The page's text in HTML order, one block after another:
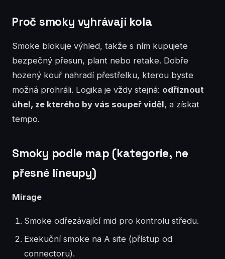
Proč smoky vyhrávají kola
Smoke blokuje výhled, takže s ním kupujete
bezpečný přesun, plant nebo retake. Dobře
hozený kouř nahradí přestřelku, kterou byste
možná prohráli. Logika je vždy stejná: odříznout
úhel, ze kterého by vás soupeř viděl, a získat
tempo.
Smoky podle map (kategorie, ne
přesné lineupy)
Mirage
Smoke odřezávající mid pro kontrolu středu.
Exekuční smoke na A site (přístup od
connectoru).